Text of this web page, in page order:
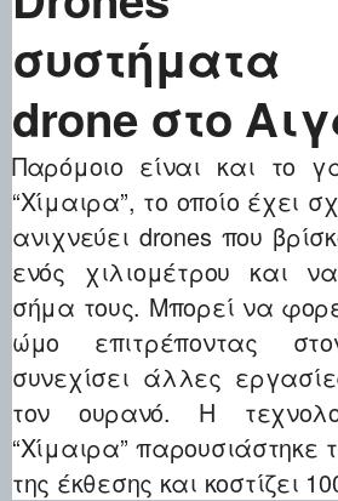
drone στο
Παρόμοιο είναι και το
“Χίμαιρα”, το οποίο έχει
ανιχνεύει drones που
ενός χιλιομέτρου και
σήμα τους. Μπορεί να
ώμο επιτρέποντας
συνεχίσει άλλες
τον ουρανό. Η
“Χίμαιρα”
της έκθεσης και κοστίζει